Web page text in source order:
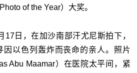
of the Year）大奖。
17日，在加沙南部汗尤尼斯拍下，
因以色列轰炸而丧命的亲人。照片
Abu Maamar）在医院太平间，紧